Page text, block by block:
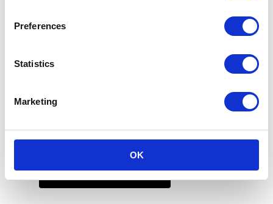
Preferences
Statistics
Marketing
OK
rozkládá chytrou krabici za několik týdnů bez
Kontaktujte nás